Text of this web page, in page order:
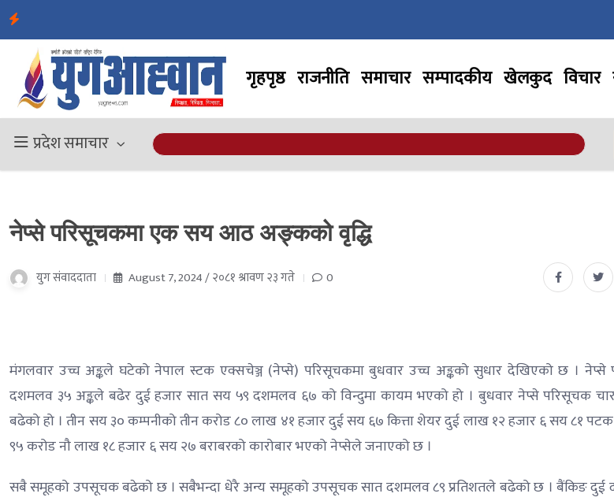
गृहपृष्ठ राजनीति समाचार सम्पादकीय खेलकुद विचार
प्रदेश समाचार
नेप्से परिसूचकमा एक सय आठ अङ्कको वृद्धि
युग संवाददाता August 7, 2024 / २०८१ श्रावण २३ गते 0
मंगलवार उच्च अङ्कले घटेको नेपाल स्टक एक्सचेञ्ज (नेप्से) परिसूचकमा बुधवार उच्च अङ्कको सुधार देखिएको छ ।
दशमलव ३५ अङ्कले बढेर दुई हजार सात सय ५९ दशमलव ६७ को विन्दुमा कायम भएको हो । बुधवार नेप्से परिसूचक
बढेको हो । तीन सय ३० कम्पनीको तीन करोड ८० लाख ४१ हजार दुई सय ६७ कित्ता शेयर दुई लाख १२ हजार ६ सय ८१ पटक
९५ करोड नौ लाख १८ हजार ६ सय २७ बराबरको कारोबार भएको नेप्सेले जनाएको छ ।
सबै समूहको उपसूचक बढेको छ । सबैभन्दा धेरै अन्य समूहको उपसूचक सात दशमलव ८९ प्रतिशतले बढेको छ । बैंकिङ दुई